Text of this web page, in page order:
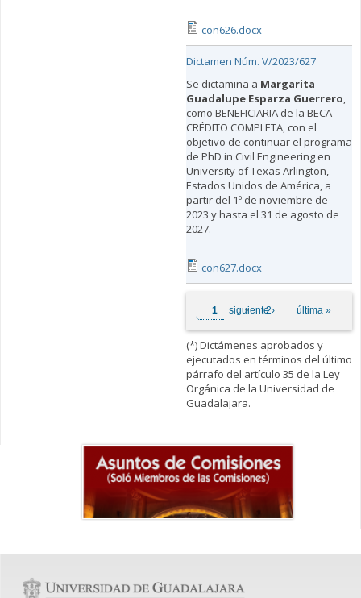
con626.docx
Dictamen Núm. V/2023/627
Se dictamina a Margarita
Guadalupe Esparza Guerrero,
como BENEFICIARIA de la BECA-
CRÉDITO COMPLETA, con el
objetivo de continuar el programa
de PhD in Civil Engineering en
University of Texas Arlington,
Estados Unidos de América, a
partir del 1º de noviembre de
2023 y hasta el 31 de agosto de
2027.
con627.docx
Páginas
1 2
siguiente › última »
(*) Dictámenes aprobados y
ejecutados en términos del último
párrafo del artículo 35 de la Ley
Orgánica de la Universidad de
Guadalajara.